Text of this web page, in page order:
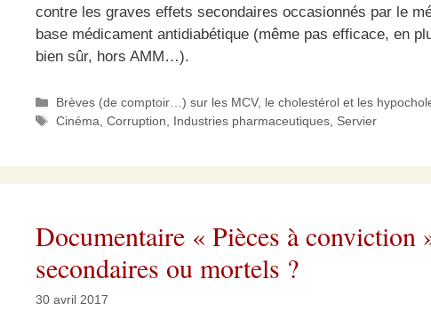
contre les graves effets secondaires occasionnés par le
base médicament antidiabétique (même pas efficace, en
bien sûr, hors AMM…).
Catégories
Brèves (de comptoir…) sur les MCV, le cholestérol et les
Étiquettes
Cinéma,Corruption, Industries pharmaceutiques, Servier
Documentaire « Pièces à conviction
secondaires ou mortels ?
30 avril 2017